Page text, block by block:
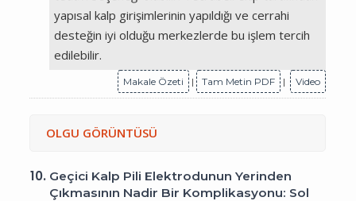
yapısal kalp girişimlerinin yapıldığı ve cerrahi
desteğin iyi olduğu merkezlerde bu işlem tercih
edilebilir.
Makale Özeti | Tam Metin PDF | Video
OLGU GÖRÜNTÜSÜ
10. Geçici Kalp Pili Elektrodunun Yerinden
Çıkmasının Nadir Bir Komplikasyonu: Sol